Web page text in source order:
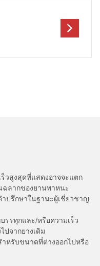
วสูงสุดที่แสดงอาจจะแตก
ฉลากของยานพาหนะ
ปรึกษาในฐานะผู้เชี่ยวชาญ
รรทุกและ/หรือความเร็ว
ปจากยางเดิม
หรับขนาดที่ต่างออกไปหรือ